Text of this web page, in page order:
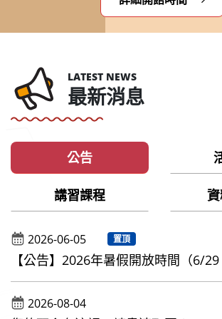
LATEST NEWS
最新消息
公告
講習課程
2026-06-05 置頂
【公告】2026年暑假開放時間（6/
2026-08-04